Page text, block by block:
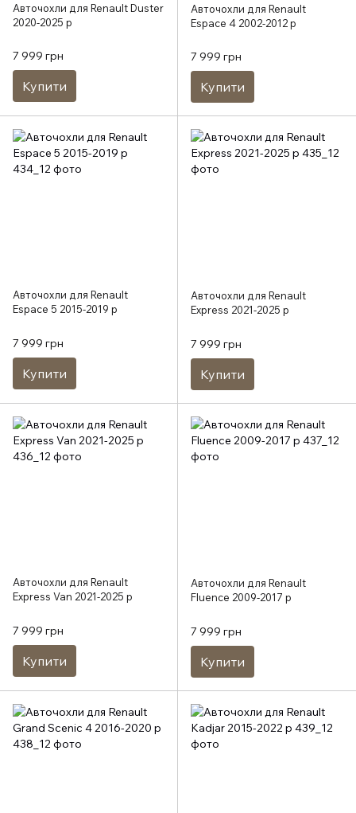
Авточохли для Renault Duster
2020-2025 р
7 999 грн
Купити
Авточохли для Renault
Espace 4 2002-2012 р
7 999 грн
Купити
Авточохли для Renault
Espace 5 2015-2019 р
7 999 грн
Купити
Авточохли для Renault
Express 2021-2025 р
7 999 грн
Купити
Авточохли для Renault
Express Van 2021-2025 р
7 999 грн
Купити
Авточохли для Renault
Fluence 2009-2017 р
7 999 грн
Купити